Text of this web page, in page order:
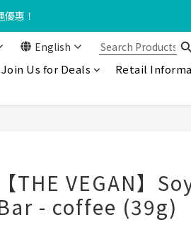
等你來報名‼️
惠！
享全館消費 2% 購物金回饋🤩
等你來報名‼️
English
Join Us for Deals Retail
【THE VEGAN】
- coffee (39g)